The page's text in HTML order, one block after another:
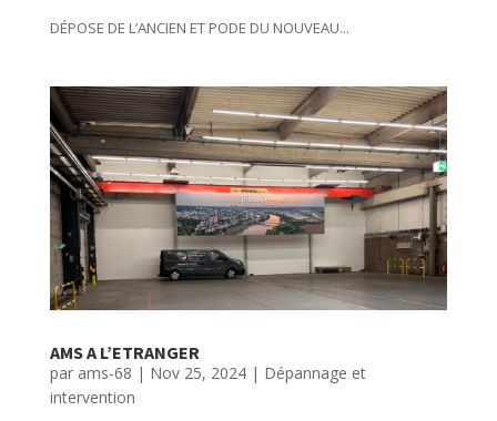
DÉPOSE DE L’ANCIEN ET PODE DU NOUVEAU...
AMS A L’ETRANGER
par ams-68 | Nov 25, 2024| Dépannage et
intervention